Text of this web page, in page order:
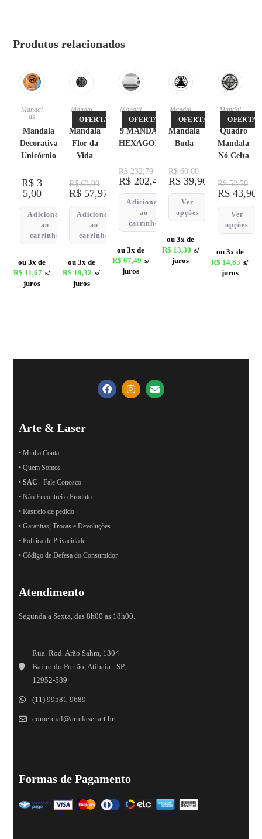
Produtos relacionados
Mandal
as
Mandala
Decorativa
Unicórnio
R$ 3
5,00
Adicionar
ao
carrinho
ou 3x de
R$ 11,67 s/
juros
OFERTA!
Mandal
as
Mandala
Flor da
Vida
R$63,00
R$ 57,97
Adicionar
ao
carrinho
ou 3x de
R$ 19,32 s/
juros
OFERTA!
Mandal
as
9 MANDALAS
HEXAGONAIS
R$232,79
R$202,47
Adicionar
ao
carrinho
ou 3x de
R$ 67,49 s/
juros
OFERTA!
Mandal
as
Mandala
Buda
R$60,00
R$39,90
Ver
opções
ou 3x de
R$ 13,30 s/
juros
OFERTA!
Mandal
as
Quadro
Mandala
Nó Celta
R$52,70
R$ 43,90
Ver
opções
ou 3x de
R$ 14,63 s/
juros
Arte & Laser
• Minha Conta
• Quem Somos
•SAC - Fale Conosco
• Não Encontrei o Produto
• Rastreio de pedido
• Garantias, Trocas e Devoluções
• Política de Privacidade
• Código de Defesa do Consumidor
Atendimento
Segunda a Sexta, das 8h00 as 18h00.
Rua. Rod. Arão Sahm, 1304
Bairro do Portão, Atibaia - SP,
12952-589
(11) 99581-9689
comercial@artelaser.art.br
Formas de Pagamento